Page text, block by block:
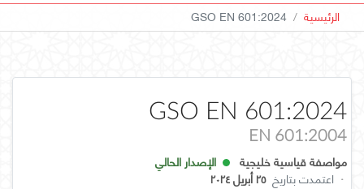
الرئيسية GSO EN 601:2024
GSO EN 601:2024
EN 601:2004
مواصفة قياسية خليجية
الإصدار الحالي
· اعتمدت بتاريخ ٢٥ أبريل ٢٠٢٤